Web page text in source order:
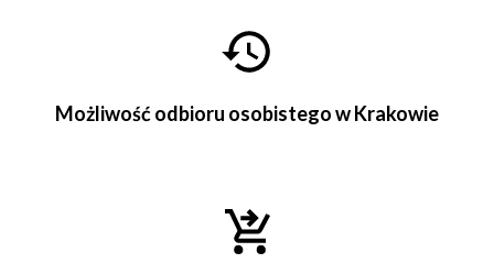
Możliwość odbioru osobistego w Krakowie